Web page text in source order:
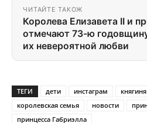
ЧИТАЙТЕ ТАКОЖ
Королева Елизавета II и
отмечают 73-ю
их невероятной любви
ТЕГИ дети инстаграм
королевская семья
новости
принцесса Габриэлла